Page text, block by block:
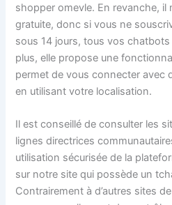
shopper omevle. En revanche, il
gratuite, donc si vous ne
sous 14 jours, tous vos
plus, elle propose une
permet de vous connecter avec
en utilisant votre localisation.
Il est conseillé de consulter les
lignes directrices
utilisation sécurisée de la
sur notre site qui possède un
Contrairement à d’autres sites